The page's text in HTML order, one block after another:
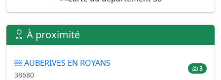
À proximité
AUBERIVES EN ROYANS
38680
3